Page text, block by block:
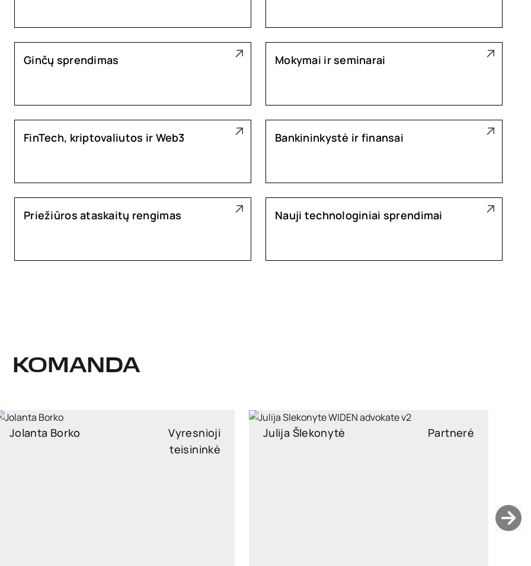
Ginčų sprendimas Mokymai ir seminarai
FinTech, kriptovaliutos ir Web3 Bankininkystė ir finansai
Priežiūros ataskaitų rengimas Nauji technologiniai sprendimai
KOMANDA
Jolanta Borko
Vyresnioji
teisininkė
Julija Šlekonytė Partnerė